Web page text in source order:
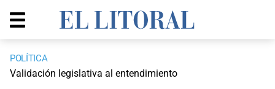
POLÍTICA
Validación legislativa al entendimiento